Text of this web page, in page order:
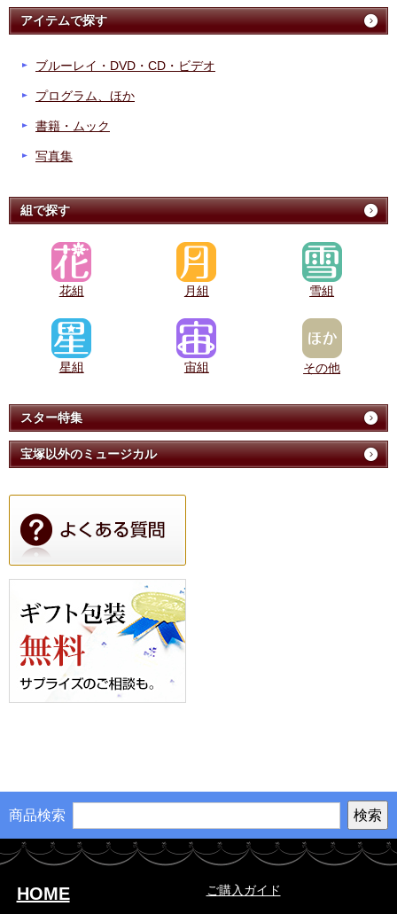
アイテムで探す
ブルーレイ・DVD・CD・ビデオ
プログラム、ほか
書籍・ムック
写真集
組で探す
花組 月組 雪組
星組 宙組 その他
スター特集
宝塚以外のミュージカル
商品検索
HOME ご購入ガイド